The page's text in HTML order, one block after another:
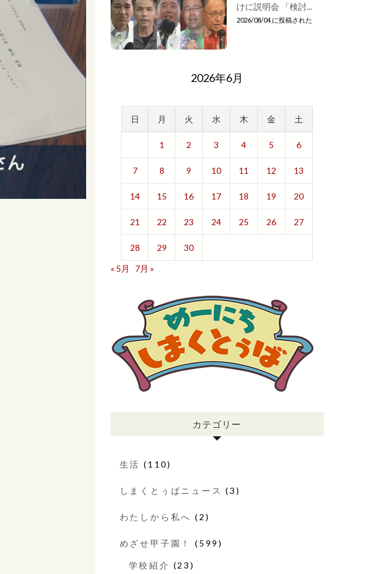
けに説明会 「検討...
2026/08/04 に投稿された
2026年6月
日 月 火 水 木 金 土
1 2 3 4 5 6
7 8 9 10 11 12 13
14 15 16 17 18 19 20
21 22 23 24 25 26 27
28 29
30
« 5月
7月 »
カテゴリー
生活 (110)
しまくとぅばニュース (3)
わたしから私へ (2)
めざせ甲子園！ (599)
学校紹介 (23)